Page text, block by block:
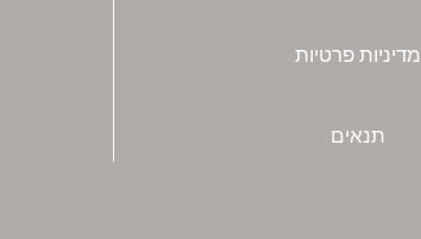
מדיניות פרטיות
תנאים